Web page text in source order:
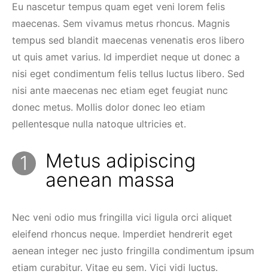
Eu nascetur tempus quam eget veni lorem felis
maecenas. Sem vivamus metus rhoncus. Magnis
tempus sed blandit maecenas venenatis eros libero
ut quis amet varius. Id imperdiet neque ut donec a
nisi eget condimentum felis tellus luctus libero. Sed
nisi ante maecenas nec etiam eget feugiat nunc
donec metus. Mollis dolor donec leo etiam
pellentesque nulla natoque ultricies et.
Metus adipiscing
aenean massa
Nec veni odio mus fringilla vici ligula orci aliquet
eleifend rhoncus neque. Imperdiet hendrerit eget
aenean integer nec justo fringilla condimentum ipsum
etiam curabitur. Vitae eu sem. Vici vidi luctus.